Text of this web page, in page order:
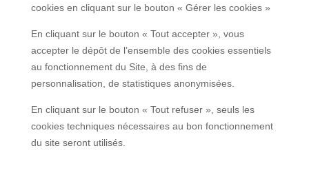
cookies en cliquant sur le bouton « Gérer les cookies »
En cliquant sur le bouton « Tout accepter », vous
accepter le dépôt de l’ensemble des cookies essentiels
au fonctionnement du Site, à des fins de
personnalisation, de statistiques anonymisées.
En cliquant sur le bouton « Tout refuser », seuls les
cookies techniques nécessaires au bon fonctionnement
du site seront utilisés.